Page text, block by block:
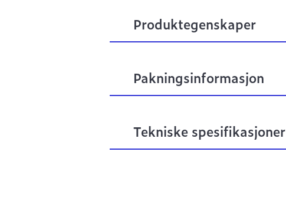
Produktegenskaper
Pakningsinformasjon
Tekniske spesifikasjoner